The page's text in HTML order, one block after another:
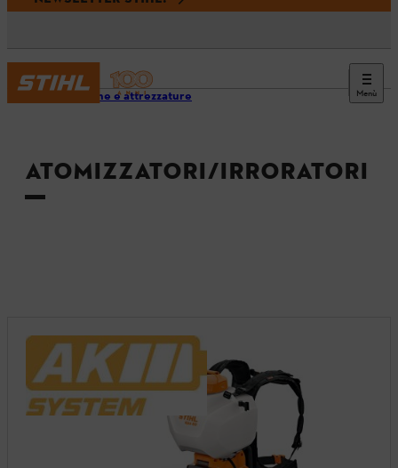
Menù
Macchine e attrezzature
ATOMIZZATORI/IRRORATORI